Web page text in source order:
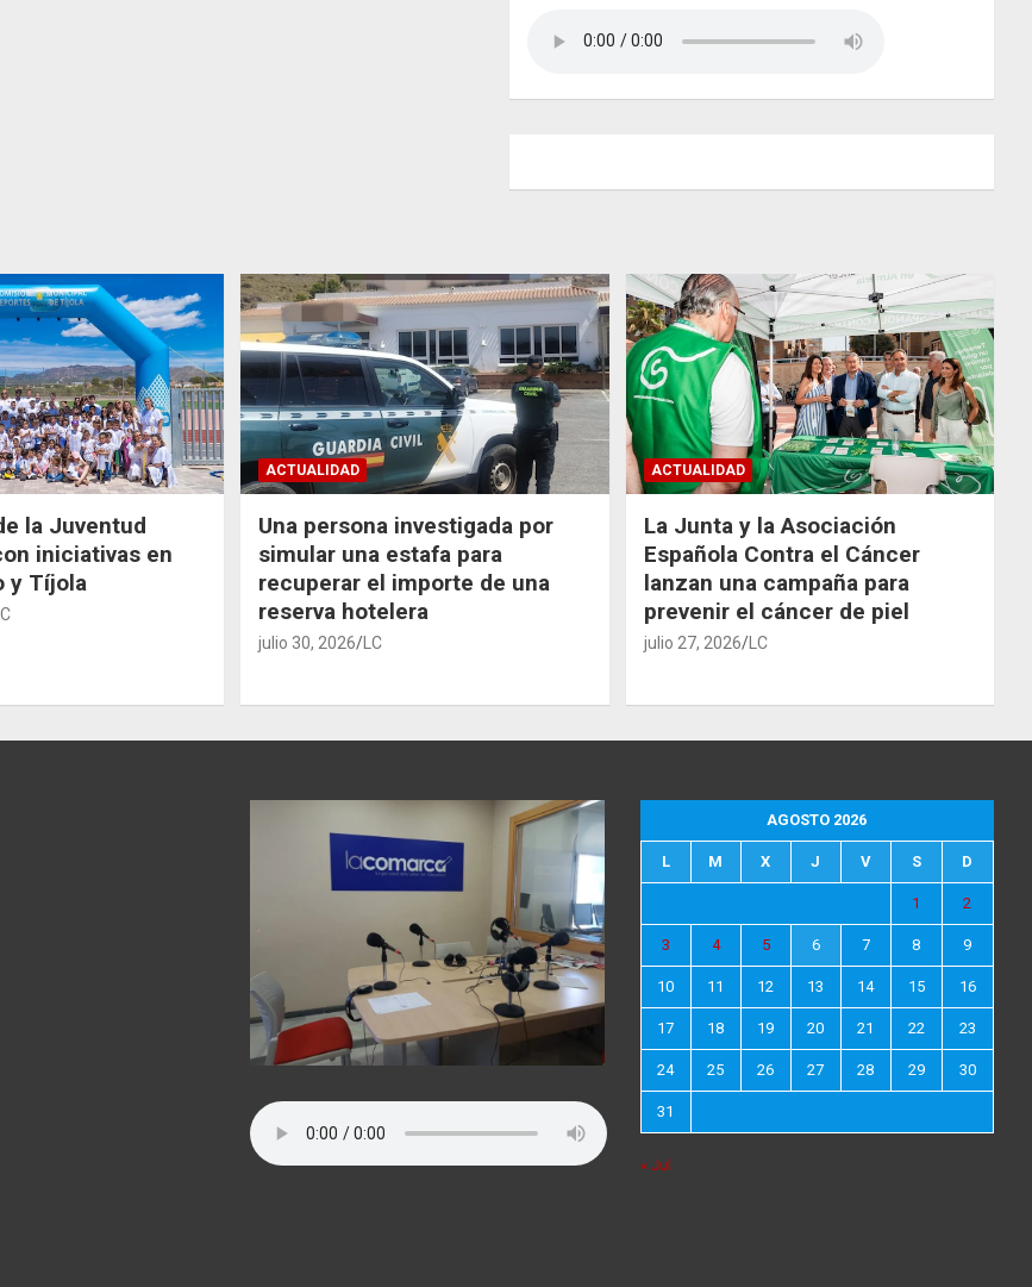
la Juventud
iniciativas en
y Tíjola
ACTUALIDAD
Una persona investigada por
simular una estafa para
recuperar el importe de una
reserva hotelera
julio 30, 2026 LC
ACTUALIDAD
La Junta y la Asociación
Española Contra el Cáncer
lanzan una campaña para
prevenir el cáncer de piel
julio 27, 2026 LC
AGOSTO 2026
L M X J V S D
1 2
3 4 5 6 7 8 9
10 11 12 13 14 15 16
17 18 19 20 21 22 23
24 25 26 27 28 29 30
31
« Jul